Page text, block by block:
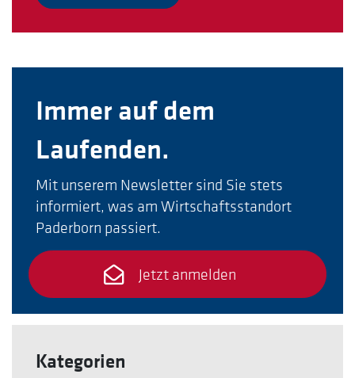
Immer auf dem
Laufenden.
Mit unserem Newsletter sind Sie stets
informiert, was am Wirtschaftsstandort
Paderborn passiert.
Jetzt anmelden
Kategorien